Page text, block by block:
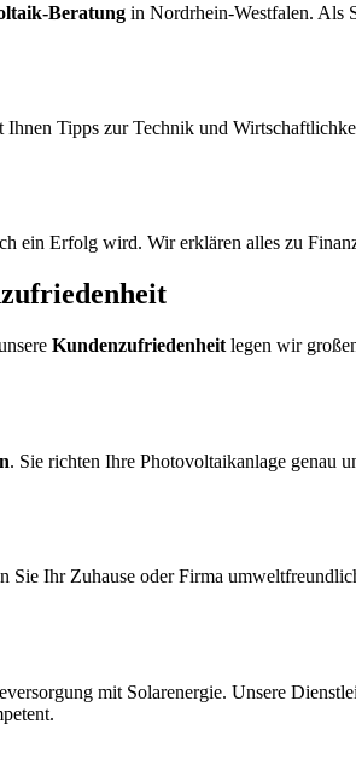
Beratung in Nordrhein-Westfalen. Als
Tipps zur Technik und
ein Erfolg wird. Wir erklären alles zu
Kundenzufriedenheit legen wir
. Sie richten Ihre Photovoltaikanlage genau
Sie Ihr Zuhause oder Firma
mit Solarenergie. Unsere